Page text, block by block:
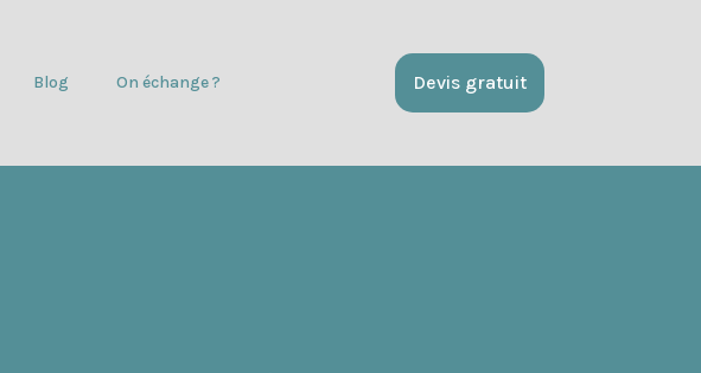
Blog On échange ? Devis gratuit